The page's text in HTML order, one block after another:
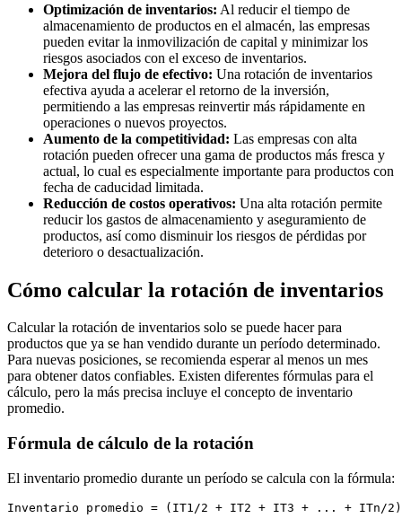
Optimización de inventarios: Al reducir el tiempo de
almacenamiento de productos en el almacén, las empresas
pueden evitar la inmovilización de capital y minimizar los
riesgos asociados con el exceso de inventarios.
Mejora del flujo de efectivo: Una rotación de inventarios
efectiva ayuda a acelerar el retorno de la inversión,
permitiendo a las empresas reinvertir más rápidamente en
operaciones o nuevos proyectos.
Aumento de la competitividad: Las empresas con alta
rotación pueden ofrecer una gama de productos más fresca y
actual, lo cual es especialmente importante para productos con
fecha de caducidad limitada.
Reducción de costos operativos: Una alta rotación permite
reducir los gastos de almacenamiento y aseguramiento de
productos, así como disminuir los riesgos de pérdidas por
deterioro o desactualización.
Cómo calcular la rotación de inventarios
Calcular la rotación de inventarios solo se puede hacer para
productos que ya se han vendido durante un período determinado.
Para nuevas posiciones, se recomienda esperar al menos un mes
para obtener datos confiables. Existen diferentes fórmulas para el
cálculo, pero la más precisa incluye el concepto de inventario
promedio.
Fórmula de cálculo de la rotación
El inventario promedio durante un período se calcula con la fórmula: